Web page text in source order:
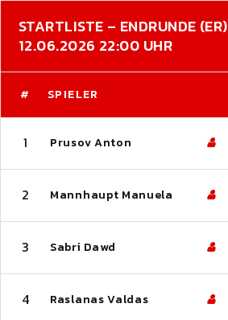
STARTLISTE – ENDRUNDE (ER)
12.06.2026 22:00 UHR
# SPIELER
1 Prusov Anton
2 Mannhaupt Manuela
3 Sabri Dawd
4 Raslanas Valdas